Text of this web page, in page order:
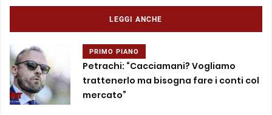
LEGGI ANCHE
PRIMO PIANO
Petrachi: “Cacciamani? Vogliamo
trattenerlo ma bisogna fare i conti col
mercato”